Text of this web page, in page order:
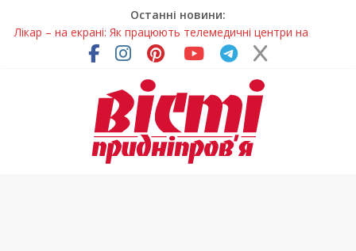
Останні новини:
Лікар – на екрані: Як працюють телемедичні центри на
Дніпропетровщині
У Дніпрі триває масштабна підготовка до опалювального
Пошуки тривають: на Дніпропетровщині досліджують місце
розташування легендарного монастиря (Фото)
Ветерани Дніпропетровщини отримують шанс на власне